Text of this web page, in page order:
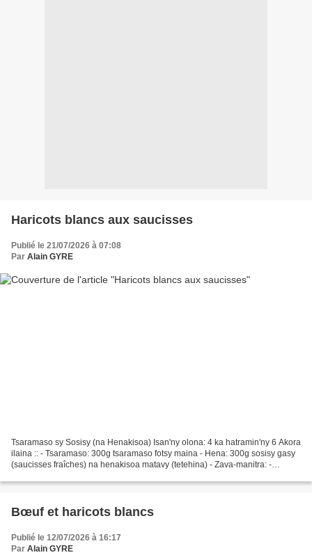
Haricots blancs aux saucisses
Publié le 21/07/2026 à 07:08
Par Alain GYRE
Tsaramaso sy Sosisy (na Henakisoa) Isan'ny olona: 4 ka hatramin'ny 6 Akora
ilaina :: - Tsaramaso: 300g tsaramaso fotsy maina - Hena: 300g sosisy gasy
(saucisses fraîches) na henakisoa matavy (tetehina) - Zava-manitra: -
Bœuf et haricots blancs
Publié le 12/07/2026 à 16:17
Par Alain GYRE